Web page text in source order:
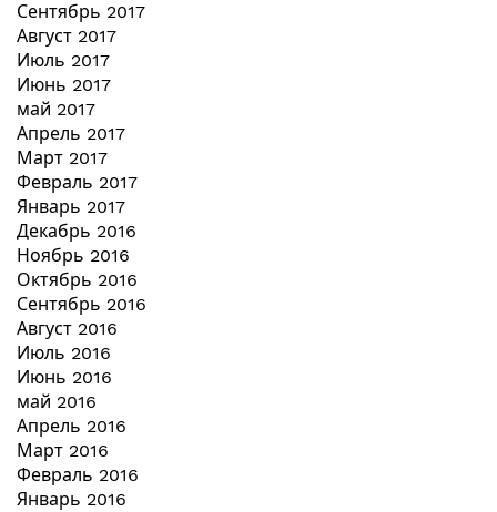
Сентябрь 2017
Август 2017
Июль 2017
Июнь 2017
май 2017
Апрель 2017
Март 2017
Февраль 2017
Январь 2017
Декабрь 2016
Ноябрь 2016
Октябрь 2016
Сентябрь 2016
Август 2016
Июль 2016
Июнь 2016
май 2016
Апрель 2016
Март 2016
Февраль 2016
Январь 2016